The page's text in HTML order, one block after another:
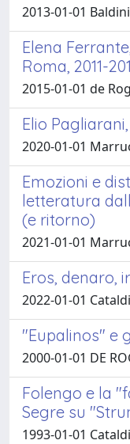
2013-01-01
Elena
Roma, 2011-
2015-01-01 de
Elio
2020-01-01
Emozioni e
letteratura
(e ritorno)
2021-01-01
Eros, denaro,
2022-01-01
"Eupalinos" e
2000-01-01 DE
Folengo e la
Segre su
1993-01-01